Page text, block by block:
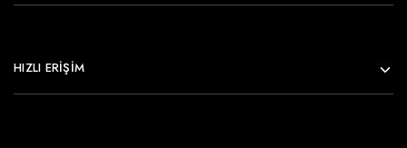
HIZLI ERİŞİM